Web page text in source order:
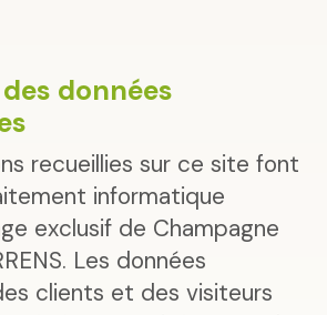
données
recueillies sur ce site font
informatique
exclusif de Champagne
Les données
clients et des visiteurs